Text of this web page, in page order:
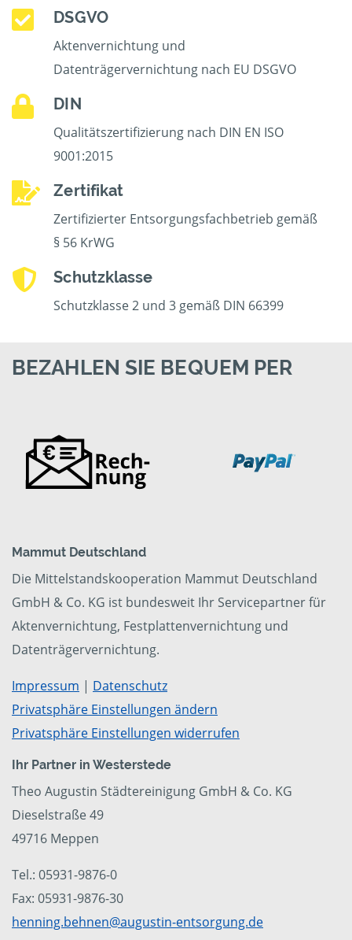
DSGVO
Aktenvernichtung und
Datenträgervernichtung nach EU DSGVO
DIN
Qualitätszertifizierung nach DIN EN ISO
9001:2015
Zertifikat
Zertifizierter Entsorgungsfachbetrieb gemäß
§ 56 KrWG
Schutzklasse
Schutzklasse 2 und 3 gemäß DIN 66399
BEZAHLEN SIE BEQUEM PER
Mammut Deutschland
Die Mittelstandskooperation Mammut Deutschland
GmbH & Co. KG ist bundesweit Ihr Servicepartner für
Aktenvernichtung, Festplattenvernichtung und
Datenträgervernichtung.
Impressum | Datenschutz
Privatsphäre Einstellungen ändern
Privatsphäre Einstellungen widerrufen
Ihr Partner in Westerstede
Theo Augustin Städtereinigung GmbH & Co. KG
Dieselstraße 49
49716 Meppen
Tel.: 05931-9876-0
Fax: 05931-9876-30
henning.behnen@augustin-entsorgung.de